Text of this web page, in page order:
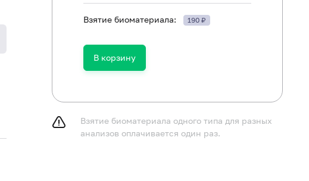
Глобулин, связывающий половые гормоны (ГСПГ)
Дегидроэпиандростеронсульфат (ДЭА-SO4)
Лютеинизирующий гормон (ЛГ)
Взятие биоматериала: 190 ₽
В корзину
Взятие биоматериала одного типа для разных
анализов оплачивается один раз.